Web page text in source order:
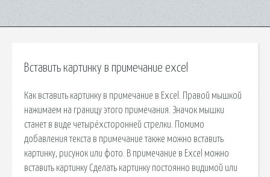
Вставить картинку в примечание excel
Как вставить картинку в примечание в Excel. Правой мышкой
нажимаем на границу этого примечания. Значок мышки
станет в виде четырёхсторонней стрелки. Помимо
добавления текста в примечание также можно вставить
картинку, рисунок или фото. В примечание в Excel можно
вставить картинку Сделать картинку постоянно видимой или